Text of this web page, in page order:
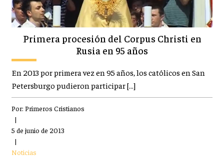
Primera procesión del Corpus Christi en
Rusia en 95 años
En 2013 por primera vez en 95 años, los católicos en San
Petersburgo pudieron participar […]
Por: Primeros Cristianos
|
5 de junio de 2013
|
Noticias